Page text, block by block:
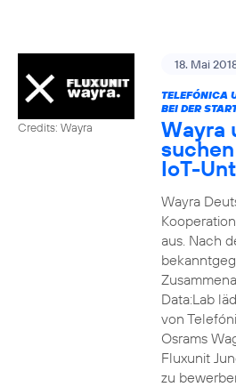
Credits: Wayra
18. Mai
TELEFÓNICA
BEI DER
Wayra
IoT-
Wayra
aus. Nach
Data:Lab
von
Osrams
Fluxunit
zu